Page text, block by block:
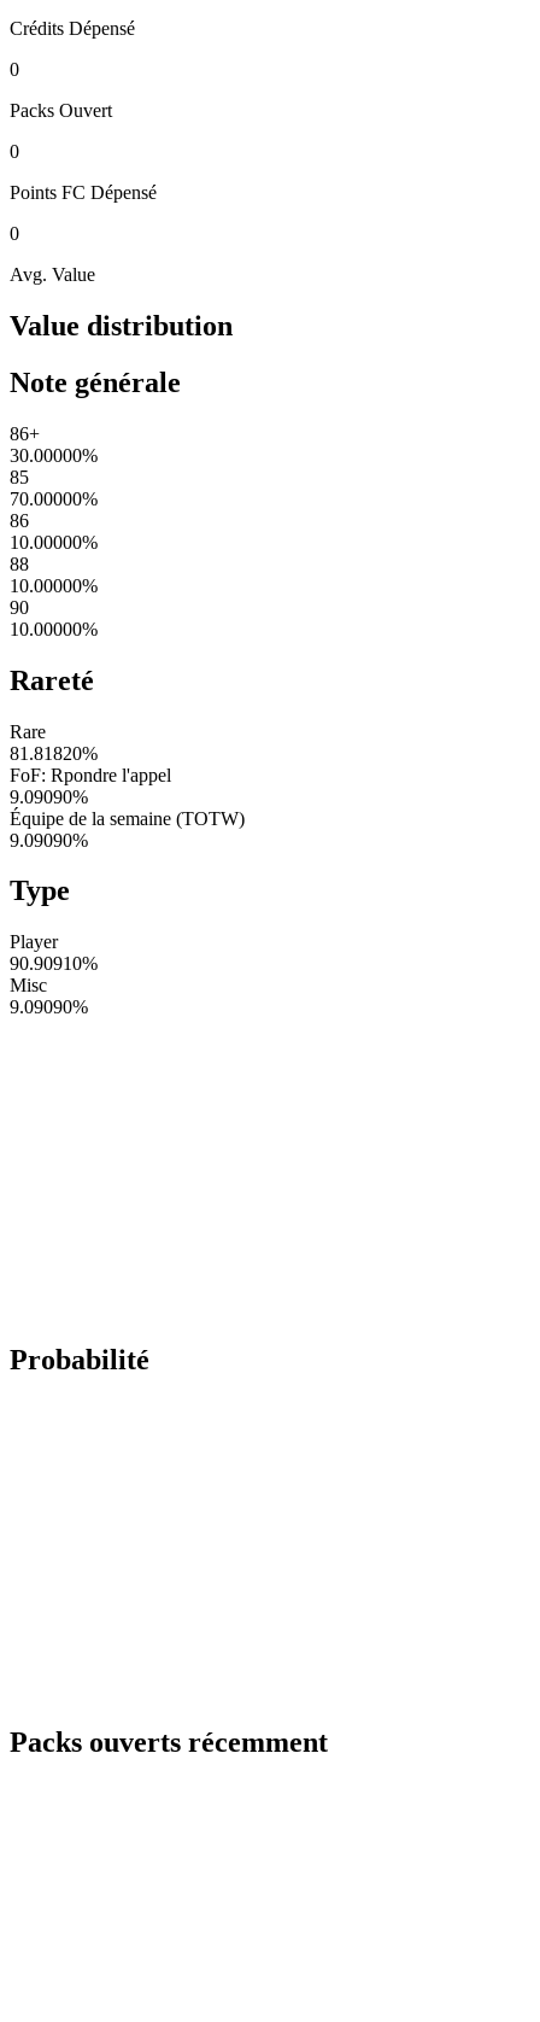
Crédits Dépensé
0
Packs Ouvert
0
Points FC Dépensé
0
Avg. Value
Value distribution
Note générale
86+
30.00000%
85
70.00000%
86
10.00000%
88
10.00000%
90
10.00000%
Rareté
Rare
81.81820%
FoF: Rpondre l'appel
9.09090%
Équipe de la semaine (TOTW)
9.09090%
Type
Player
90.90910%
Misc
9.09090%
Probabilité
Packs ouverts récemment